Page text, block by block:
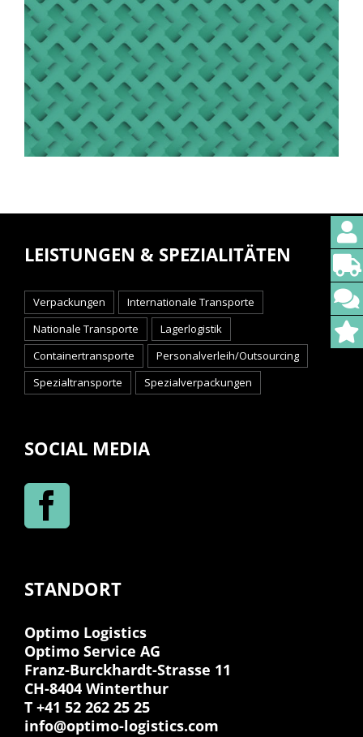
LEISTUNGEN & SPEZIALITÄTEN
Verpackungen
Internationale Transporte
Nationale Transporte
Lagerlogistik
Containertransporte
Personalverleih/Outsourcing
Spezialtransporte
Spezialverpackungen
SOCIAL MEDIA
STANDORT
Optimo Logistics
Optimo Service AG
Franz-Burckhardt-Strasse 11
CH-8404 Winterthur
T +41 52 262 25 25
info@optimo-logistics.com